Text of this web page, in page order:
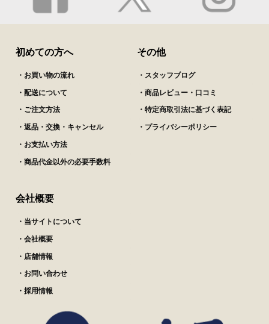
初めての方へ
・お買い物の流れ
・配送について
・ご注文方法
・返品・交換・キャンセル
・お支払い方法
・商品代金以外の必要手数料
その他
・スタッフブログ
・商品レビュー・口コミ
・特定商取引法に基づく表記
・プライバシーポリシー
会社概要
・当サイトについて
・会社概要
・店舗情報
・お問い合わせ
・採用情報